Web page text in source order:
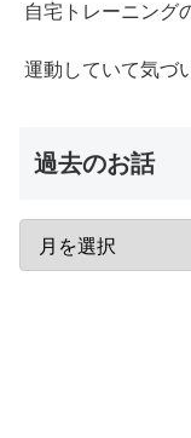
自宅トレーニング
運動していて気づ
過去のお話